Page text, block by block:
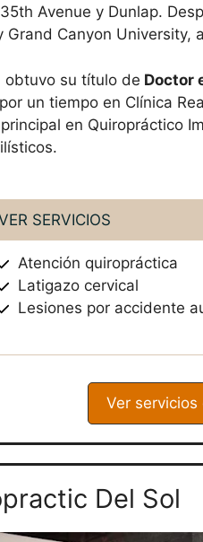
Avenue y Dunlap.
Grand Canyon
obtuvo su título de Doctor
un tiempo en Clínica
en Quiropráctico
SERVICIOS
Atención quiropráctica
Latigazo cervical
Lesiones por accidente
Ver
Del Sol